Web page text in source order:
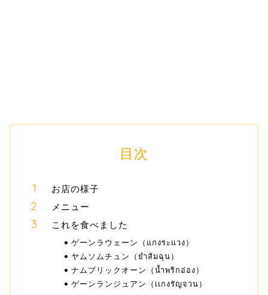
目次
お店の様子
メニュー
これを食べました
ゲーンラウェーン（แกงระแวง）
ヤムソムチュン（ยำส้มฉุน）
ナムプリックオーン（น้ำพริกอ่อง）
ゲーンランジュアン（เเกงรัญจวน）